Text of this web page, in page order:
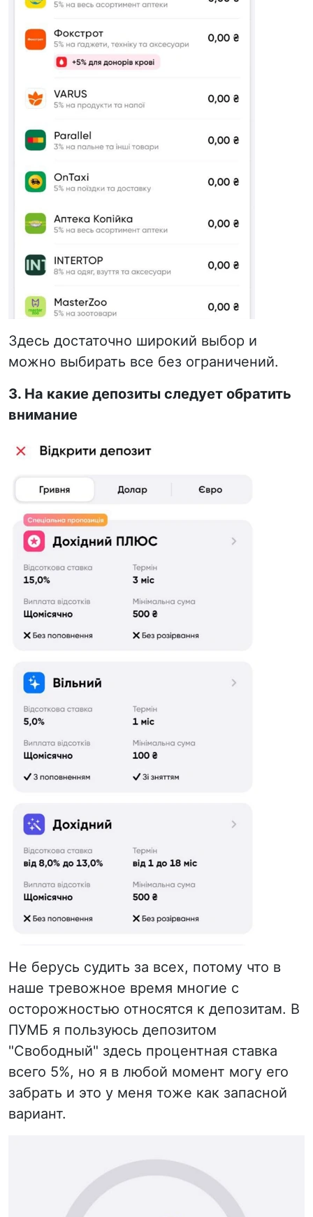
Здесь достаточно широкий выбор и
можно выбирать все без ограничений.
3. На какие депозиты следует обратить
внимание
Не берусь судить за всех, потому что в
наше тревожное время многие с
осторожностью относятся к депозитам. В
ПУМБ я пользуюсь депозитом
"Свободный" здесь процентная ставка
всего 5%, но я в любой момент могу его
забрать и это у меня тоже как запасной
вариант.